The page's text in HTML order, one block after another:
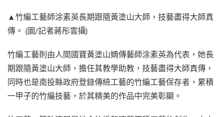
▲竹編工藝師涂素英長期跟隨黃塗山大師，技藝盡得大師真
傳。 (圖/記者蔣彤雲攝)
竹編工藝則由人間國寶黃塗山嫡傳藝師涂素英為代表，她長
期跟隨黃塗山大師，擔任其教學助教，技藝盡得大師真傳，
同時也是南投縣政府登錄傳統工藝的竹編工藝保存者，累積
一甲子的竹編技藝，於其精美的作品中完美彰顯。